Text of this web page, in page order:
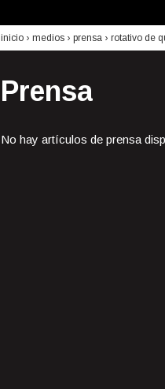
inicio › medios › prensa › rotativo de
Prensa
No hay artículos de prensa